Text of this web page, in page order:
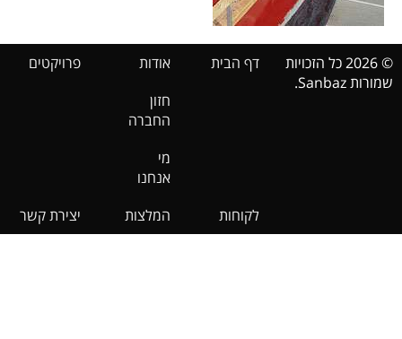
© 2026 כל הזכויות
שמורות Sanbaz.
דף הבית
אודות
חזון
החברה
מי
אנחנו
פרויקטים
לקוחות המלצות יצירת קשר